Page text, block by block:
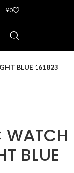
¥0
BLUE 161823
WATCH
BLUE